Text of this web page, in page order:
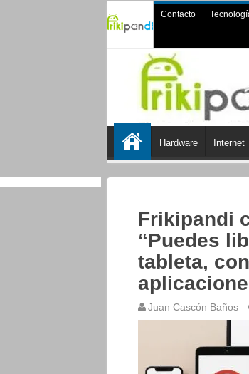
Contacto
Hardware Internet
Frikipandi
“Puedes
tableta,
Juan Cascón Baños